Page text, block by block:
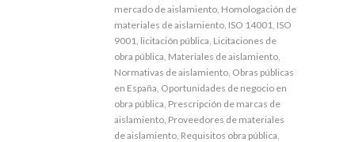
mercado de aislamiento, Homologación de
materiales de aislamiento, ISO 14001, ISO
9001, licitación pública, Licitaciones de
obra pública, Materiales de aislamiento,
Normativas de aislamiento, Obras públicas
en España, Oportunidades de negocio en
obra pública, Prescripción de marcas de
aislamiento, Proveedores de materiales
de aislamiento, Requisitos obra pública,